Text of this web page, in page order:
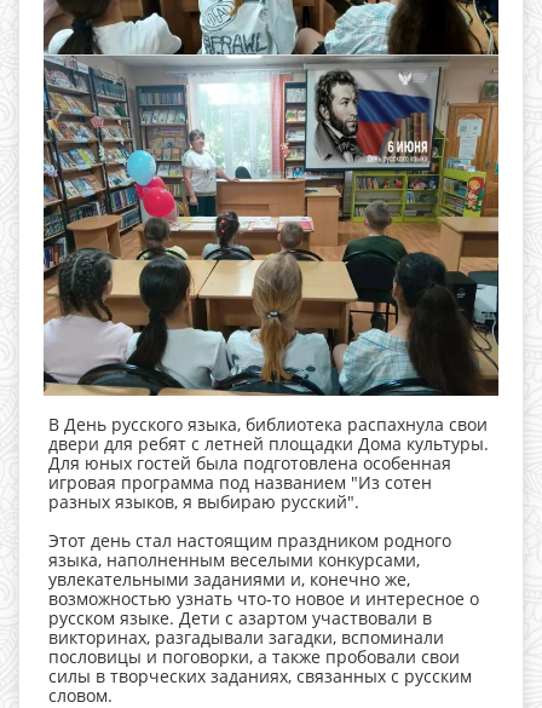
В День русского языка, библиотека распахнула свои
двери для ребят с летней площадки Дома культуры.
Для юных гостей была подготовлена особенная
игровая программа под названием "Из сотен
разных языков, я выбираю русский".
Этот день стал настоящим праздником родного
языка, наполненным веселыми конкурсами,
увлекательными заданиями и, конечно же,
возможностью узнать что-то новое и интересное о
русском языке. Дети с азартом участвовали в
викторинах, разгадывали загадки, вспоминали
пословицы и поговорки, а также пробовали свои
силы в творческих заданиях, связанных с русским
словом.